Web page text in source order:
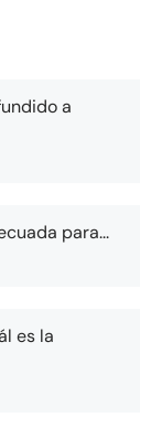
a
para...
es la